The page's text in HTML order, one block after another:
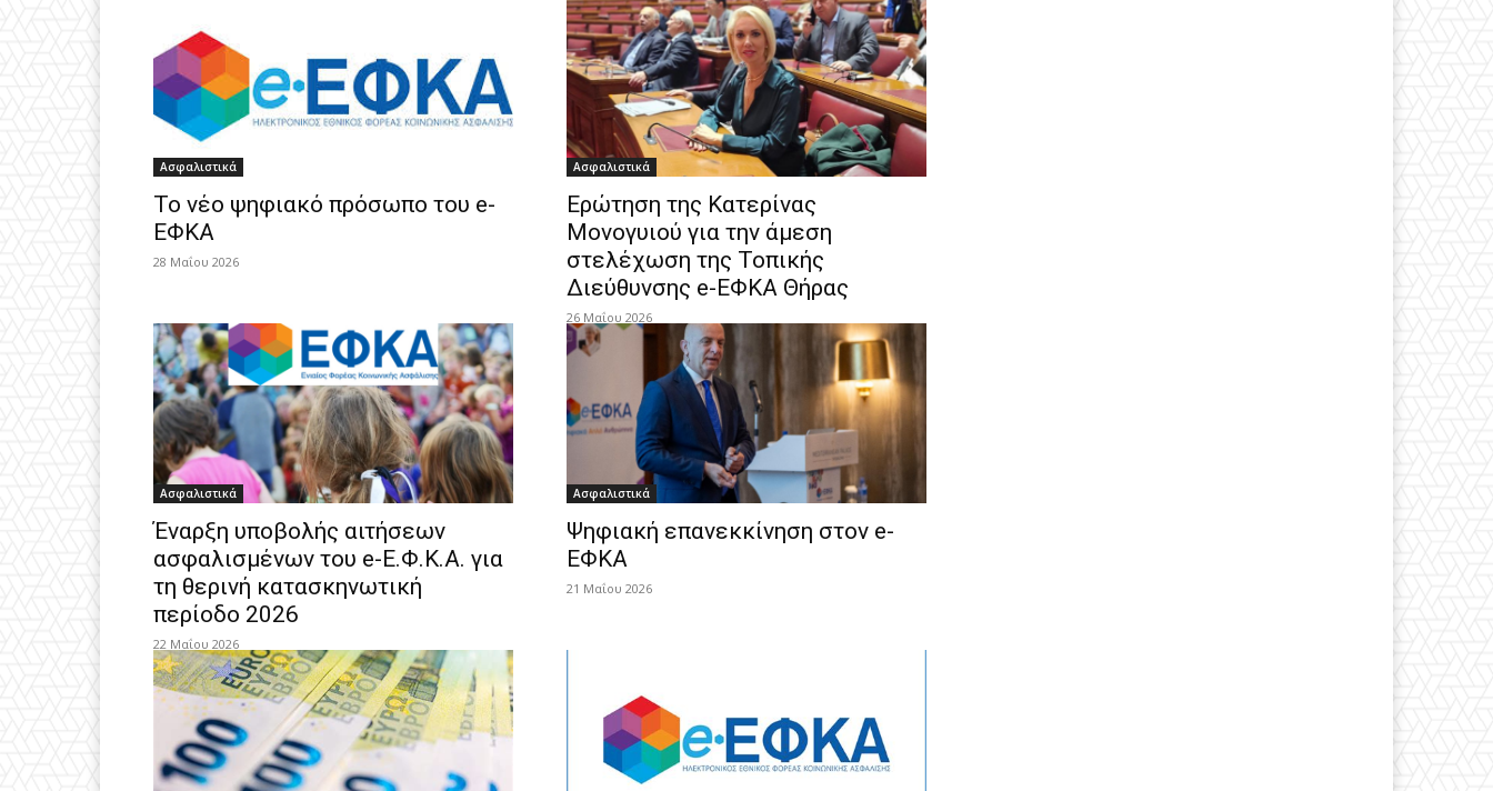
Ασφαλιστικά
To νέο ψηφιακό πρόσωπο του e-
ΕΦΚΑ
28 Μαΐου 2026
Ασφαλιστικά
Ερώτηση της Κατερίνας
Μονογυιού για την άμεση
στελέχωση της Τοπικής
Διεύθυνσης e-ΕΦΚΑ Θήρας
26 Μαΐου 2026
Ασφαλιστικά
Έναρξη υποβολής αιτήσεων
ασφαλισμένων του e-Ε.Φ.Κ.Α. για
τη θερινή κατασκηνωτική
περίοδο 2026
22 Μαΐου 2026
Ασφαλιστικά
Ψηφιακή επανεκκίνηση στον e-
ΕΦΚΑ
21 Μαΐου 2026